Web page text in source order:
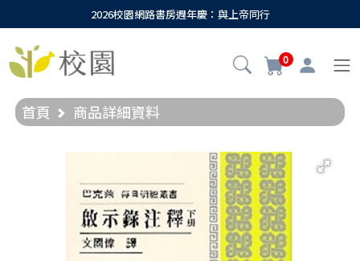
2026校園網路書房週年慶：與上帝同行
0
首頁 商品詳細資料